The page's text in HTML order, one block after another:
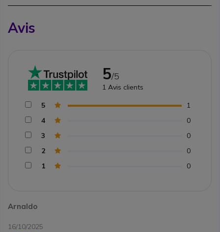
Avis
Arnaldo
16/10/2025
5/5
1 Avis clients
5
1
4
0
3
0
2
0
1
0